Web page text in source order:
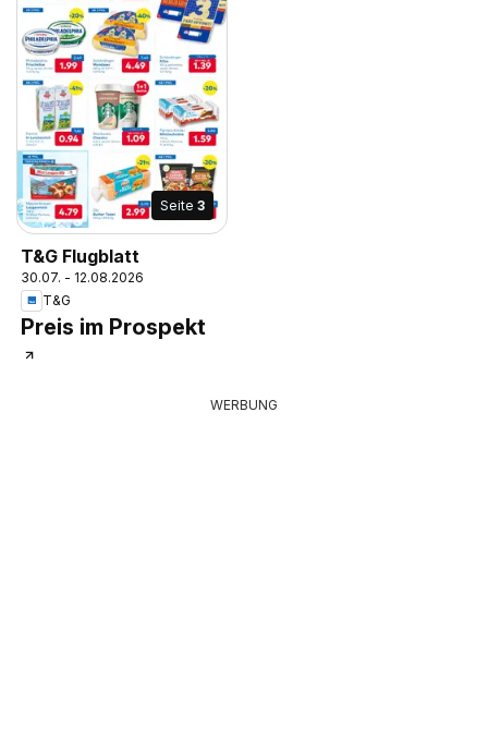
Seite 3
T&G Flugblatt
30.07. - 12.08.2026
T&G
Preis im Prospekt
WERBUNG